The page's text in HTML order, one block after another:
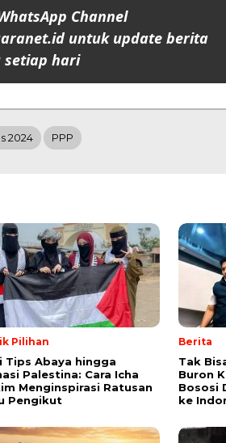
Channel
untuk update berita
setiap hari
2024 PPP
Pilihan
Tips Abaya hingga
Palestina: Cara Icha
Menginspirasi Ratusan
Pengikut
Berita
Tak
Buron
Bososi
ke